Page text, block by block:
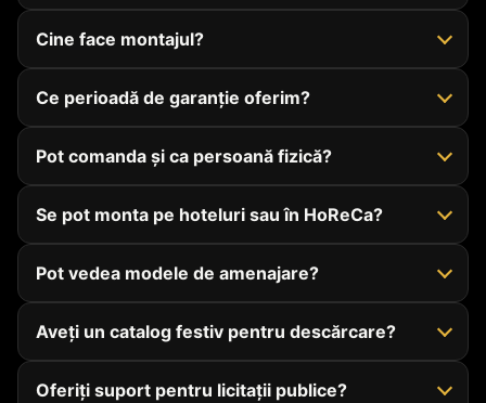
Cine face montajul?
Ce perioadă de garanție oferim?
Pot comanda și ca persoană fizică?
Se pot monta pe hoteluri sau în HoReCa?
Pot vedea modele de amenajare?
Aveți un catalog festiv pentru descărcare?
Oferiți suport pentru licitații publice?